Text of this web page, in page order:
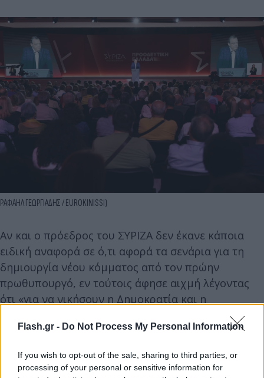
Flash.gr - Do Not Process My Personal Information
If you wish to opt-out of the sale, sharing to third parties, or
processing of your personal or sensitive information for
ΡΑΦΑΗΛ ΓΕΩΡΓΙΑΔΗΣ / EUROKINISSI)
Αν και ο πρόεδρος του ΣΥΡΙΖΑ δεν έκανε κάποια
ειδική αναφορά σε ό,τι αφορά τα σενάρια για τη
δημιουργία νέου κόμματος από τον πρώην
πρωθυπουργό, εν τούτοις άφησε αιχμή λέγοντας
ότι «για να νικήσουν η Δημοκρατία και η
Δικαιοσύνη, δεν υπάρχει περιθώριο για αμφισημίες
ούτε για καθυστερήσεις και προσωπικές
καθαρή στάση: Ο ΣΥΡΙΖΑ-ΠΣ πιστεύει στις